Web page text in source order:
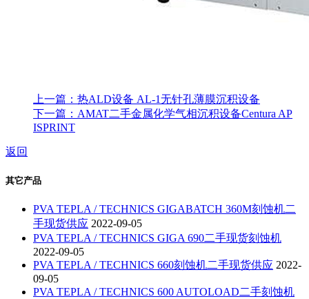
上一篇：热ALD设备 AL-1无针孔薄膜沉积设备
下一篇：AMAT二手金属化学气相沉积设备Centura AP
ISPRINT
返回
其它产品
PVA TEPLA / TECHNICS GIGABATCH 360M刻蚀机二
手现货供应 2022-09-05
PVA TEPLA / TECHNICS GIGA 690二手现货刻蚀机
2022-09-05
PVA TEPLA / TECHNICS 660刻蚀机二手现货供应 2022-
09-05
PVA TEPLA / TECHNICS 600 AUTOLOAD二手刻蚀机